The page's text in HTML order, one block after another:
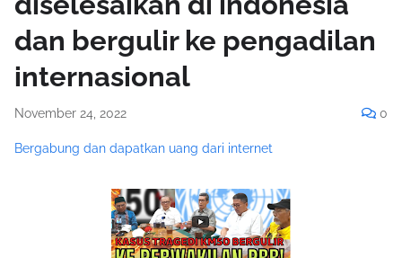
dan bergulir ke pengadilan
internasional
November 24, 2022 0
Bergabung dan dapatkan uang dari internet